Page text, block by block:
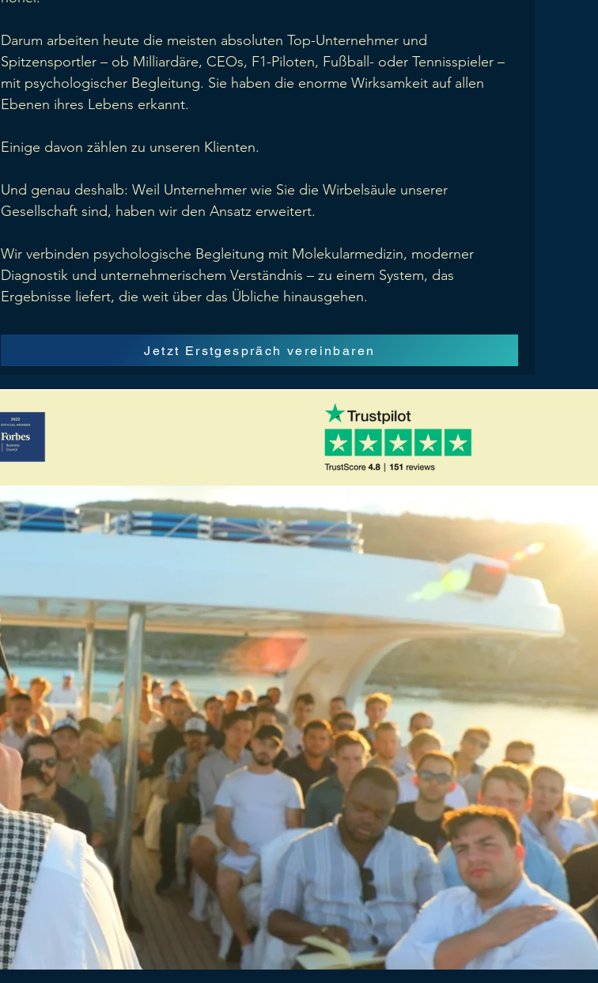
Darum arbeiten heute die meisten absoluten Top-Unternehmer und
Spitzensportler – ob Milliardäre, CEOs, F1-Piloten, Fußball- oder Tennisspieler –
mit psychologischer Begleitung. Sie haben die enorme Wirksamkeit auf allen
Ebenen ihres Lebens erkannt.
Einige davon zählen zu unseren Klienten.
Und genau deshalb: Weil Unternehmer wie Sie die Wirbelsäule unserer
Gesellschaft sind, haben wir den Ansatz erweitert.
Wir verbinden psychologische Begleitung mit Molekularmedizin, moderner
Diagnostik und unternehmerischem Verständnis – zu einem System, das
Ergebnisse liefert, die weit über das Übliche hinausgehen.
Jetzt Erstgespräch vereinbaren